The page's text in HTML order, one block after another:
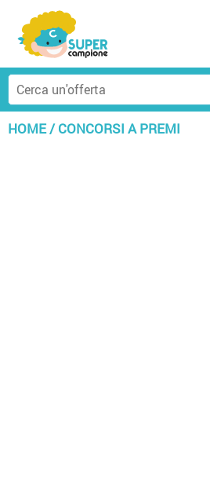
HOME/CONCORSI A PREMI